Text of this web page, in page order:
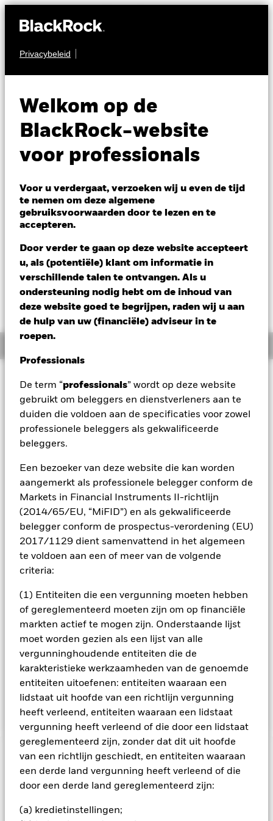
Privacybeleid
Welkom op de
BlackRock-website
voor professionals
Voor u verdergaat, verzoeken wij u even de tijd
te nemen om deze algemene
gebruiksvoorwaarden door te lezen en te
accepteren.
Door verder te gaan op deze website accepteert
u, als (potentiële) klant om informatie in
verschillende talen te ontvangen. Als u
ondersteuning nodig hebt om de inhoud van
deze website goed te begrijpen, raden wij u aan
de hulp van uw (financiële) adviseur in te
roepen.
Professionals
De term “professionals” wordt op deze website
gebruikt om beleggers en dienstverleners aan te
duiden die voldoen aan de specificaties voor zowel
professionele beleggers als gekwalificeerde
beleggers.
Een bezoeker van deze website die kan worden
aangemerkt als professionele belegger conform de
Markets in Financial Instruments II-richtlijn
(2014/65/EU, “MiFID”) en als gekwalificeerde
belegger conform de prospectus-verordening (EU)
2017/1129 dient samenvattend in het algemeen
te voldoen aan een of meer van de volgende
criteria:
(1) Entiteiten die een vergunning moeten hebben
of gereglementeerd moeten zijn om op financiële
markten actief te mogen zijn. Onderstaande lijst
moet worden gezien als een lijst van alle
vergunninghoudende entiteiten die de
karakteristieke werkzaamheden van de genoemde
entiteiten uitoefenen: entiteiten waaraan een
lidstaat uit hoofde van een richtlijn vergunning
heeft verleend, entiteiten waaraan een lidstaat
vergunning heeft verleend of die door een lidstaat
gereglementeerd zijn, zonder dat dit uit hoofde
van een richtlijn geschiedt, en entiteiten waaraan
een derde land vergunning heeft verleend of die
door een derde land gereglementeerd zijn:
(a) kredietinstellingen;
AANDELEN
Markets Sustainable
Equity Fund
EUR 12,02
Variatie 52wk: 8,22 - 13,27
Verandering NAV 1 dag per 07/aug/2026
EUR 0,05 (0,42%)
Morningstar Rating
Beleggingsdoel
Het Fonds streeft ernaar op duurzame wijze rendement te
kapitaalgroei en opbrengsten uit de activa van het Fonds.
Het Fonds belegt ten minste 70% van zijn totale activa in
aandeleneffecten (d.w.z. aandelen) van bedrijven die zijn
wereldwijde opkomende markten op een wijze die strookt met
de principes van duurzaam beleggen. Het Fonds hanteert
een holistische benadering van duurzaam beleggen en in
normale marktomstandigheden belegt het Fonds in een
relatief geconcentreerde portefeuille van aandeleneffecten
van bedrijven met een grote, middelgrote en kleine
marktkapitalisatie (d.w.z. de aandelenkoers van het bedrijf
vermenigvuldigd met het aantal aandelen dat vrij in de markt
beschikbaar is). De Beleggingsadviseur (BA) werkt samen
gebied van milieu, maatschappij en governance ('ESG’) te
duurzame bedrijfsmodellen die sterk rekening houden met
ESGrisico's en -kansen. Beleggingsbeslissingen zijn
gebaseerd op fundamenteel onderzoek van de BA dat
gericht is op bottom-up (d.w.z. bedrijfsspecifieke) analyse om
aandelen- en aandelengerelateerde effecten te identificeren
verwezenlijken.
BELANGRIJKE GEGEVENS: Kapitaalrisico.De waarde en
het rendement van beleggingen kunnen dalen en stijgen, en
zijn niet gegarandeerd. Beleggers verliezen mogelijk hun
Alle aandelenklassen met valutahedging van dit fonds